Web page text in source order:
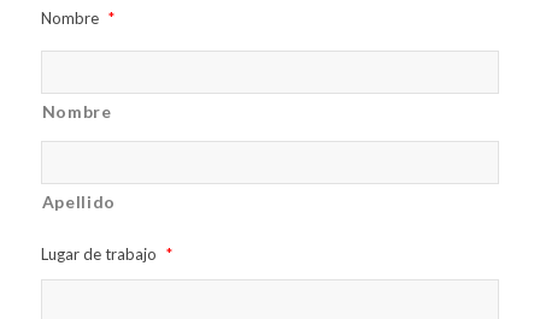
Nombre *
Nombre
Apellido
Lugar de trabajo *